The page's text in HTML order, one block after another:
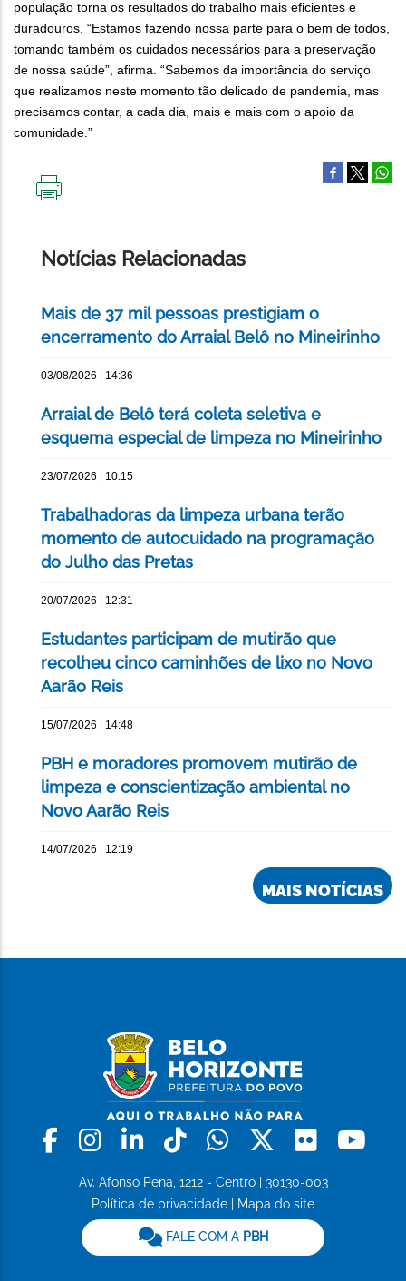
população torna os resultados do trabalho mais eficientes e
duradouros. “Estamos fazendo nossa parte para o bem de todos,
tomando também os cuidados necessários para a preservação
de nossa saúde”, afirma. “Sabemos da importância do serviço
que realizamos neste momento tão delicado de pandemia, mas
precisamos contar, a cada dia, mais e mais com o apoio da
comunidade.”
Notícias Relacionadas
Mais de 37 mil pessoas prestigiam o
encerramento do Arraial Belô no Mineirinho
03/08/2026 | 14:36
Arraial de Belô terá coleta seletiva e
esquema especial de limpeza no Mineirinho
23/07/2026 | 10:15
Trabalhadoras da limpeza urbana terão
momento de autocuidado na programação
do Julho das Pretas
20/07/2026 | 12:31
Estudantes participam de mutirão que
recolheu cinco caminhões de lixo no Novo
Aarão Reis
15/07/2026 | 14:48
PBH e moradores promovem mutirão de
limpeza e conscientização ambiental no
Novo Aarão Reis
14/07/2026 | 12:19
MAIS NOTÍCIAS
Facebook
Instagram
LinkedinTiktokWhatsapp
X Flickr
Av. Afonso Pena, 1212 - Centro | 30130-003
Política de privacidade
Mapa do site
FALE COM A PBH